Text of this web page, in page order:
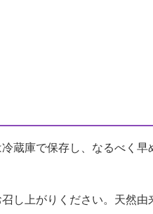
蔵庫で保存し、なるべく早
し上がりください。天然由